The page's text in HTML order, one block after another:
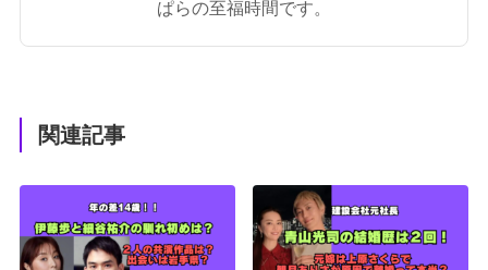
ぱらの至福時間です。
関連記事